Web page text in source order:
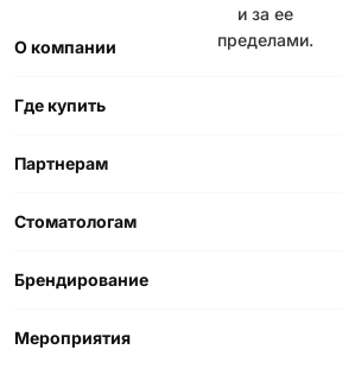
и за ее
пределами.
О компании
Где купить
Партнерам
Стоматологам
Брендирование
Мероприятия